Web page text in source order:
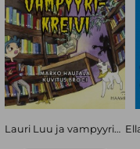
Lauri Luu ja vampyyrikreivi